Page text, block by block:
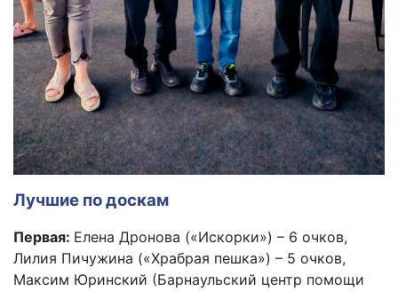
Лучшие по доскам
Первая: Елена Дронова («Искорки») – 6 очков,
Лилия Пичужина («Храбрая пешка») – 5 очков,
Максим Юринский (Барнаульский центр помощи